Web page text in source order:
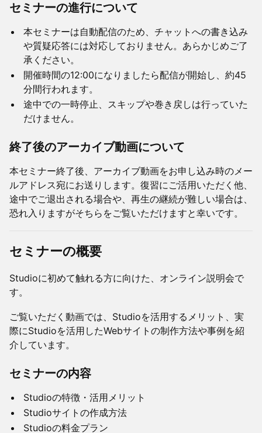
セミナーの進行について
本セミナーは自動配信のため、チャットへの書き込み
や質疑応答には対応しておりません。あらかじめご了
承ください。
開催時間の12:00になりましたら配信が開始し、約45
分間行われます。
途中での一時停止、スキップや巻き戻しは行っていた
だけません。
終了後のアーカイブ動画について
本セミナー終了後、アーカイブ動画をお申し込み時のメー
ルアドレス宛にお送りします。復習にご活用いただく他、
途中でご退出される場合や、再生の継続が難しい場合は、
恐れ入りますがそちらをご覧いただけますと幸いです。
セミナーの概要
Studioに初めて触れる方に向けた、オンライン説明会で
す。
ご覧いただく動画では、Studioを活用するメリット、実
際にStudioを活用したWebサイトの制作方法や事例を紹
介しています。
セミナーの内容
Studioの特徴・活用メリット
Studioサイトの作成方法
Studioの料金プラン